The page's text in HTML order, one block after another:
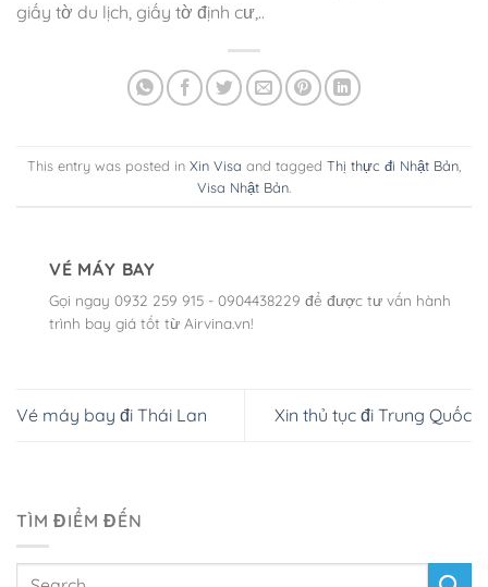
giấy tờ du lịch, giấy tờ định cư,..
This entry was posted in Xin Visa and tagged Thị thực đi Nhật Bản
Visa Nhật Bản
VÉ MÁY BAY
Gọi ngay 0932 259 915 - 0904438229 để được tư vấn hành
trình bay giá tốt từ Airvina.vn!
Vé máy bay đi Thái Lan Xin thủ tục đi Trung Quốc
TÌM ĐIỂM ĐẾN